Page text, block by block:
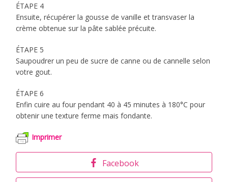
ÉTAPE 4
Ensuite, récupérer la gousse de vanille et transvaser la
crème obtenue sur la pâte sablée précuite.
ÉTAPE 5
Saupoudrer un peu de sucre de canne ou de cannelle selon
votre gout.
ÉTAPE 6
Enfin cuire au four pendant 40 à 45 minutes à 180°C pour
obtenir une texture ferme mais fondante.
Imprimer
Facebook